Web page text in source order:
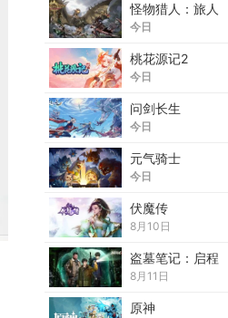
怪物猎人：旅人
今日
桃花源记2
今日
问剑长生
今日
元气骑士
今日
伏魔传
8月10日
盗墓笔记：启程
8月11日
原神